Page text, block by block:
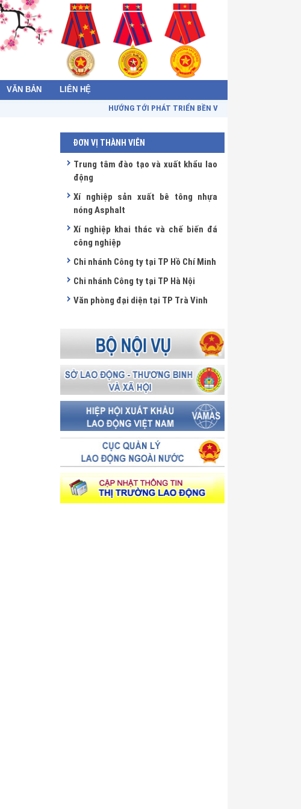
VĂN BẢN LIÊN HỆ
HƯỚNG TỚI PHÁT TRIỂN BỀN VỮNG - TOWARDS
ĐƠN VỊ THÀNH VIÊN
Trung tâm đào tạo và xuất khẩu lao
động
Xí nghiệp sản xuất bê tông nhựa
nóng Asphalt
Xí nghiệp khai thác và chế biến đá
công nghiệp
Chi nhánh Công ty tại TP Hồ Chí Minh
Chi nhánh Công ty tại TP Hà Nội
Văn phòng đại diện tại TP Trà Vinh